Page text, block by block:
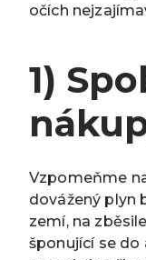
očích
1)
Vzpomeňme
dovážený plyn
zemí, na
šponující se do